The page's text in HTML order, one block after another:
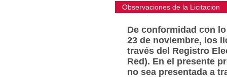
Observaciones de la Licitacion
De conformidad con
23 de noviembre, los
través del Registro
Red). En el presente
no sea presentada a